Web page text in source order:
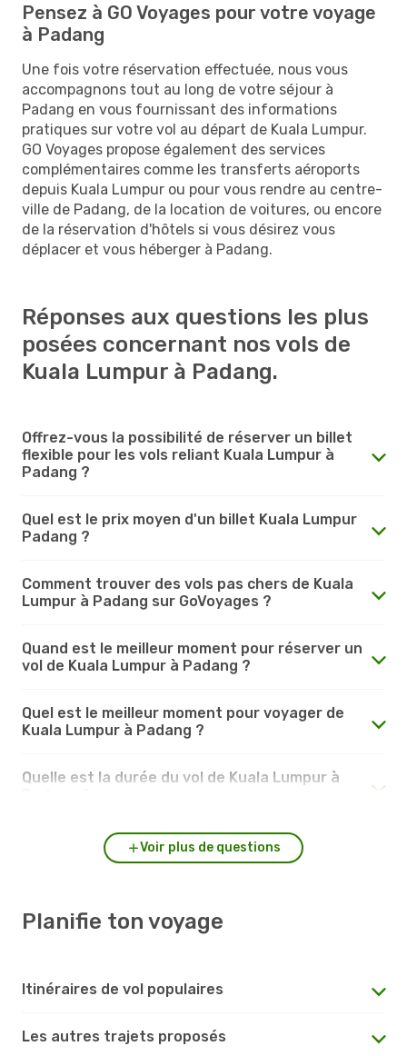
Pensez à GO Voyages pour votre voyage
à Padang
Une fois votre réservation effectuée, nous vous
accompagnons tout au long de votre séjour à
Padang en vous fournissant des informations
pratiques sur votre vol au départ de Kuala Lumpur.
GO Voyages propose également des services
complémentaires comme les transferts aéroports
depuis Kuala Lumpur ou pour vous rendre au centre-
ville de Padang, de la location de voitures, ou encore
de la réservation d'hôtels si vous désirez vous
déplacer et vous héberger à Padang.
Réponses aux questions les plus
posées concernant nos vols de
Kuala Lumpur à Padang.
Offrez-vous la possibilité de réserver un billet
flexible pour les vols reliant Kuala Lumpur à
Padang ?
Quel est le prix moyen d'un billet Kuala Lumpur
Padang ?
Comment trouver des vols pas chers de Kuala
Lumpur à Padang sur GoVoyages ?
Quand est le meilleur moment pour réserver un
vol de Kuala Lumpur à Padang ?
Quel est le meilleur moment pour voyager de
Kuala Lumpur à Padang ?
Quelle est la durée du vol de Kuala Lumpur à
Voir plus de questions
Planifie ton voyage
Itinéraires de vol populaires
Les autres trajets proposés